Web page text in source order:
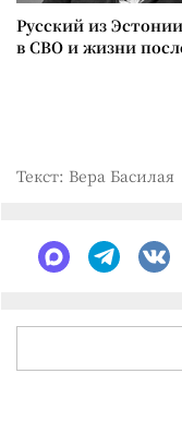
Русский из
в СВО и жизни
Текст: Вера Басилая